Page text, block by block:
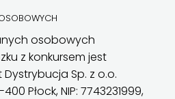
osobowych
z konkursem jest
Sp. z o.o.
Płock, NIP: 7743231999,